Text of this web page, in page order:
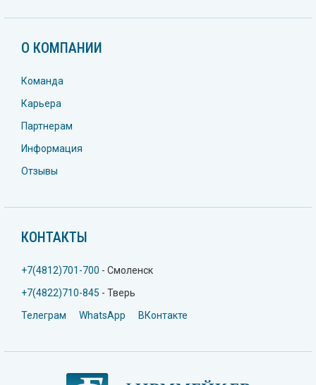
О КОМПАНИИ
Команда
Карьера
Партнерам
Информация
Отзывы
КОНТАКТЫ
+7(4812)701-700 - Смоленск
+7(4822)710-845 - Тверь
Телеграм
WhatsApp ВКонтакте